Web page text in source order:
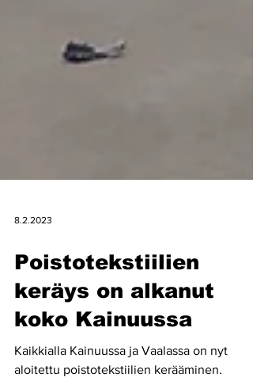
8.2.2023
Poistotekstiilien
keräys on alkanut
koko Kainuussa